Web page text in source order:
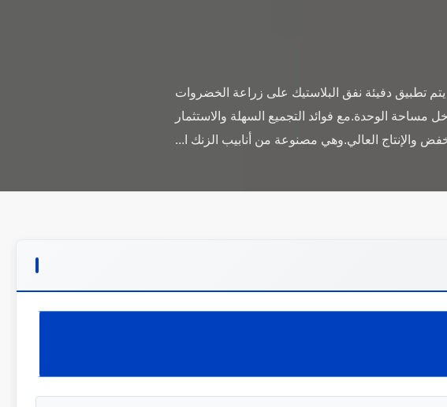
تطبيق دفيئة نفق البلاستيك على زراعة الخضروات
مساحة الوحدة.مع فوائد التجميع السهلة والاستثمار
والإنتاج العالي.وهي مصنوعة من أنابيب الزنك ا...